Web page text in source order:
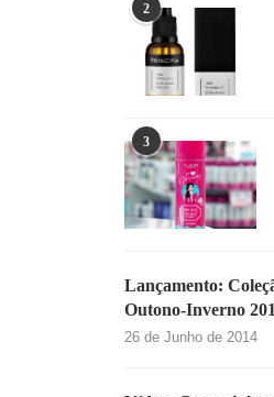
2
3
Lançamento:
Outono-Inverno
26 de Junho de 2014